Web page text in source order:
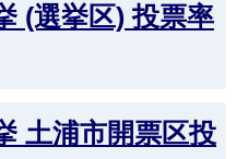
(選挙区) 投票率
土浦市開票区投